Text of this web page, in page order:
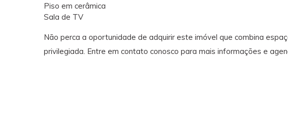
Piso em cerâmica
Sala de TV
Não perca a oportunidade de adquirir este imóvel que combina
privilegiada. Entre em contato conosco para mais informações e